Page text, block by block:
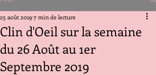
Clin d'Oeil sur la semaine
du 26 Août au 1er
Septembre 2019
25 août 2019 7 min de lecture